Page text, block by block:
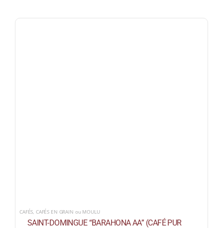
CAFÉS CAFÉS EN GRAIN ou MOULU
SAINT-DOMINGUE “BARAHONA AA” (CAFÉ PUR